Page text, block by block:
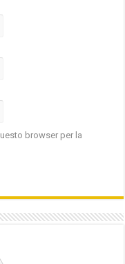
browser per la